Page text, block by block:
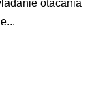
otáčania